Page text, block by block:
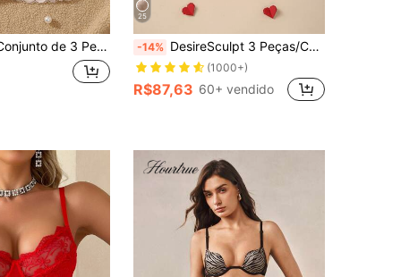
com Aro Sexy de Renda Casual e Confortável para Mulheres
25
-14% DesireSculpt 3 Peças/Conjunto Sutiã com Armação de Renda para o Dia dos Namorados, para Mulheres
(1000+)
R$87,63 60+ vendido